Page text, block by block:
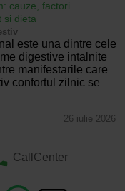
cauze, factori
si dieta
este una dintre cele
digestive intalnite
manifestarile care
confortul zilnic se
26 iulie 2026
CallCenter